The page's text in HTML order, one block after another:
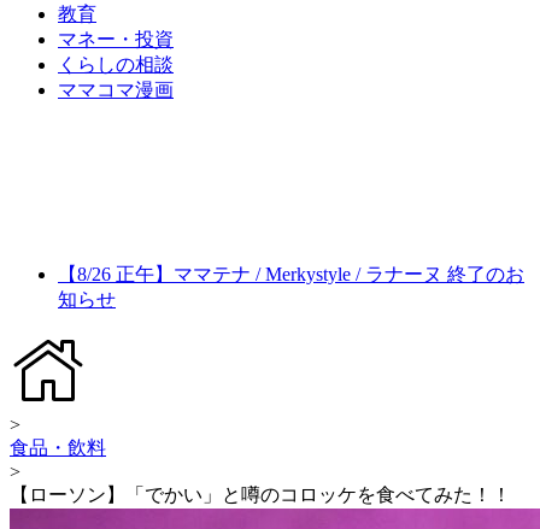
教育
マネー・投資
くらしの相談
ママコマ漫画
【8/26 正午】ママテナ / Merkystyle / ラナーヌ 終了のお
知らせ
>
食品・飲料
>
【ローソン】「でかい」と噂のコロッケを食べてみた！！